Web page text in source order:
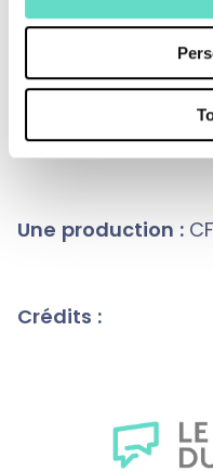
malvoyants du
associations
Afrique où les
pas.
Une production :
Crédits :